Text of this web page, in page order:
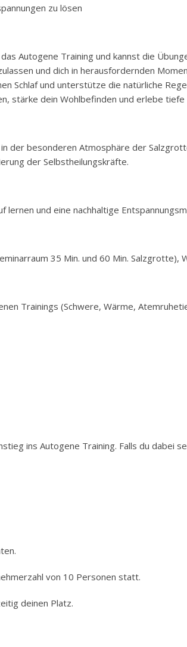
zu lösen
Autogene Training und kannst die
und dich in herausfordernden
Schlaf und unterstütze die natürliche
stärke dein Wohlbefinden und erlebe tiefe
der besonderen Atmosphäre der
der Selbstheilungskräfte.
lernen und eine nachhaltige
35 Min. und 60 Min. Salzgrotte),
Trainings (Schwere, Wärme,
ins Autogene Training. Falls du dabei
von 10 Personen statt.
deinen Platz.